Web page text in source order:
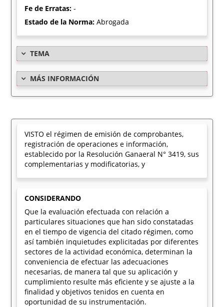
Fe de Erratas:-
Estado de la Norma:Abrogada
TEMA
MÁS INFORMACIÓN
VISTO el régimen de emisión de comprobantes,
registración de operaciones e información,
establecido por la Resolución Ganaeral N° 3419, sus
complementarias y modificatorias, y
CONSIDERANDO
Que la evaluación efectuada con relación a
particulares situaciones que han sido constatadas
en el tiempo de vigencia del citado régimen, como
así también inquietudes explicitadas por diferentes
sectores de la actividad económica, determinan la
conveniencia de efectuar las adecuaciones
necesarias, de manera tal que su aplicación y
cumplimiento resulte más eficiente y se ajuste a la
finalidad y objetivos tenidos en cuenta en
oportunidad de su instrumentación.